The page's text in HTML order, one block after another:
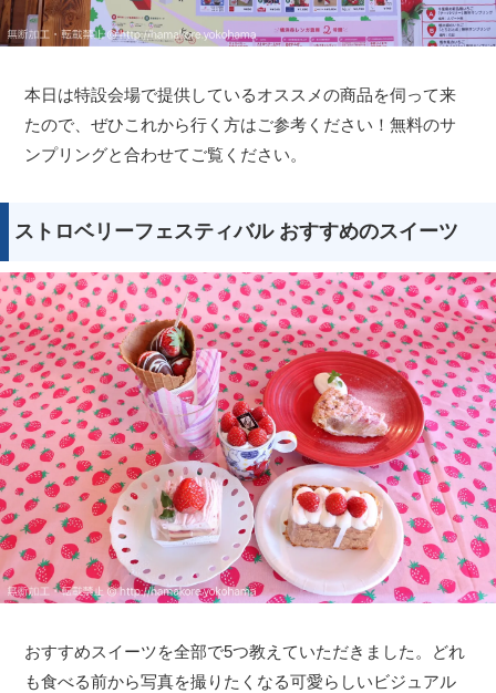
本日は特設会場で提供しているオススメの商品を伺って来
たので、ぜひこれから行く方はご参考ください！無料のサ
ンプリングと合わせてご覧ください。
ストロベリーフェスティバル おすすめのスイーツ
おすすめスイーツを全部で5つ教えていただきました。どれ
も食べる前から写真を撮りたくなる可愛らしいビジュアル